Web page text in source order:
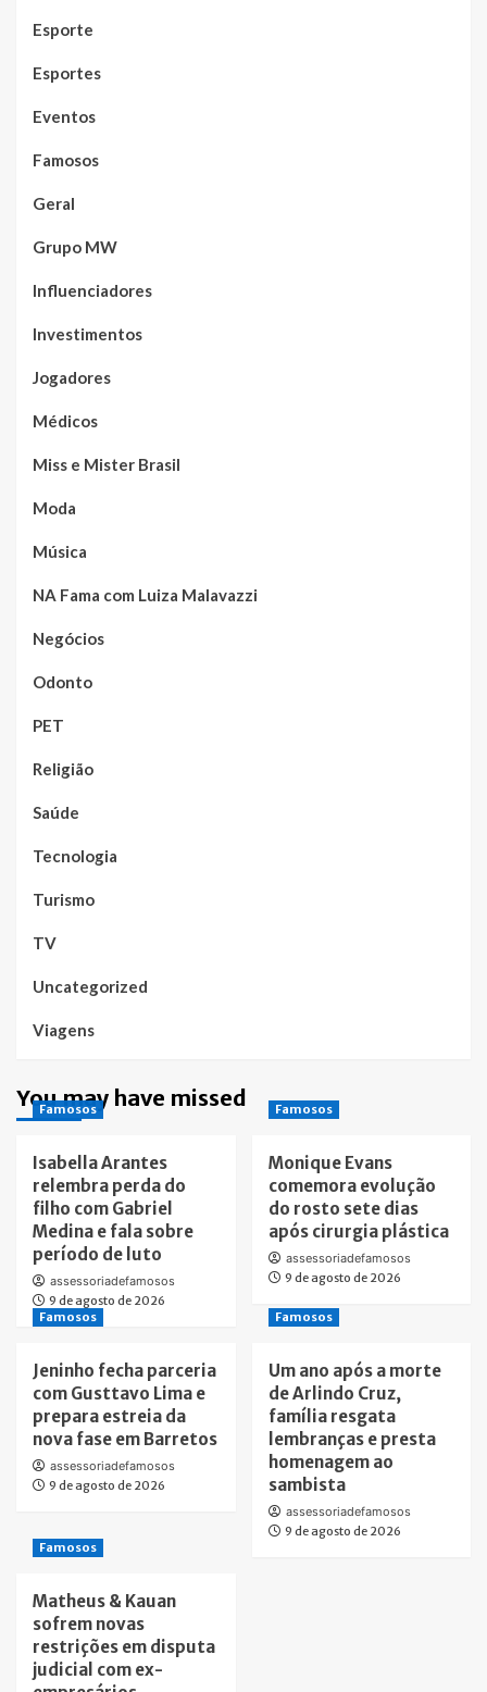
Esporte
Esportes
Eventos
Famosos
Geral
Grupo MW
Influenciadores
Investimentos
Jogadores
Médicos
Miss e Mister Brasil
Moda
Música
NA Fama com Luiza Malavazzi
Negócios
Odonto
PET
Religião
Saúde
Tecnologia
Turismo
TV
Uncategorized
Viagens
You may have missed
Famosos
Isabella Arantes
relembra perda do
filho com Gabriel
Medina e fala sobre
período de luto
assessoriadefamosos
9 de agosto de 2026
Famosos
Monique Evans
comemora evolução
do rosto sete dias
após cirurgia plástica
assessoriadefamosos
9 de agosto de 2026
Famosos
Jeninho fecha parceria
com Gusttavo Lima e
prepara estreia da
nova fase em Barretos
assessoriadefamosos
9 de agosto de 2026
Famosos
Um ano após a morte
de Arlindo Cruz,
família resgata
lembranças e presta
homenagem ao
sambista
assessoriadefamosos
9 de agosto de 2026
Famosos
Matheus & Kauan
sofrem novas
restrições em disputa
judicial com ex-